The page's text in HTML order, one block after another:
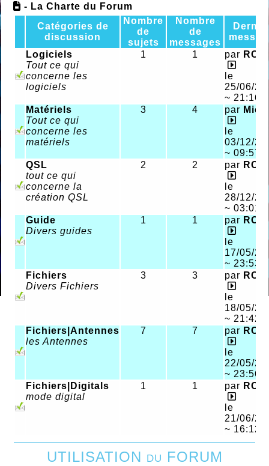
- La Charte du Forum
Catégories de
discussion
Nombre
de
sujets
Nombre
de
messages
Logiciels
Tout ce qui
concerne les
logiciels
1 1 par
le
25/06/
~ 21:16
Matériels
Tout ce qui
concerne les
matériels
3 4 par
le
03/12/
~ 09:57
QSL
tout ce qui
concerne la
création QSL
2 2 par
le
28/12/
~ 03:01
Guide
Divers guides
1 1 par
le
17/05/
~ 23:53
Fichiers
Divers Fichiers
3 3 par
le
18/05/
~ 21:42
Fichiers|Antennes
les Antennes
7 7 par
le
22/05/
~ 23:56
Fichiers|Digitals
mode digital
1 1 par
le
21/06/
~ 16:12
UTILISATION du FORUM